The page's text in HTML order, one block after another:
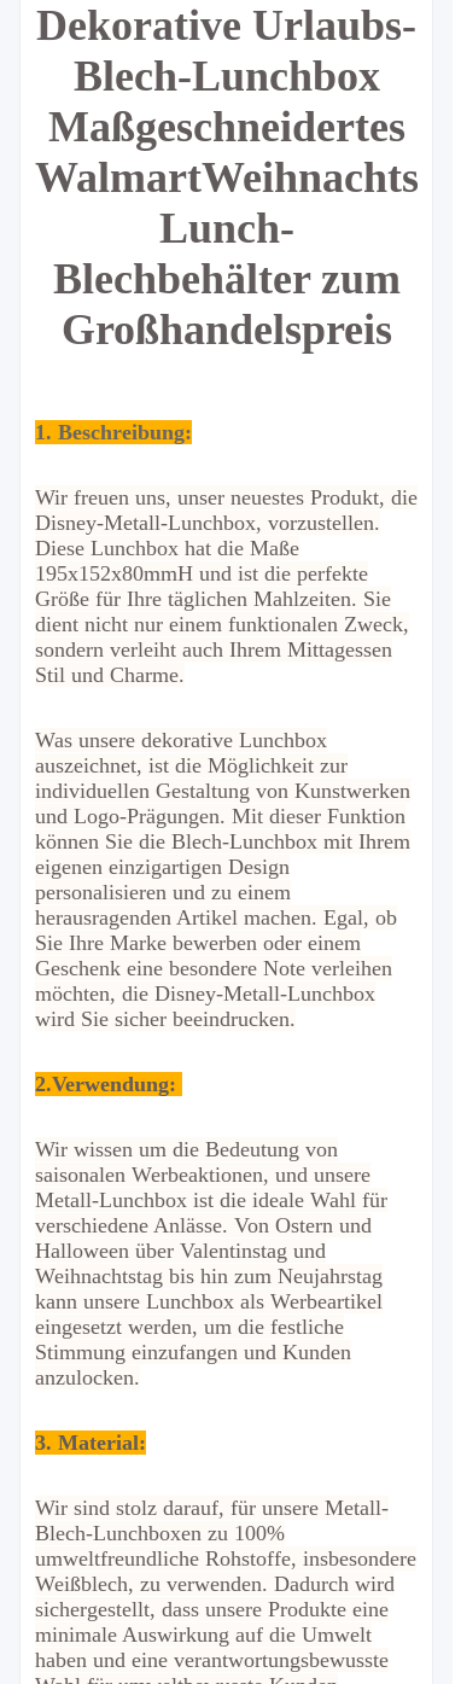
Dekorative Urlaubs-
Blech-Lunchbox
Maßgeschneidertes
WalmartWeihnachts-
Lunch-
Blechbehälter zum
Großhandelspreis
1. Beschreibung:
Wir freuen uns, unser neuestes Produkt, die
Disney-Metall-Lunchbox, vorzustellen.
Diese Lunchbox hat die Maße
195x152x80mmH und ist die perfekte
Größe für Ihre täglichen Mahlzeiten. Sie
dient nicht nur einem funktionalen Zweck,
sondern verleiht auch Ihrem Mittagessen
Stil und Charme.
Was unsere dekorative Lunchbox
auszeichnet, ist die Möglichkeit zur
individuellen Gestaltung von Kunstwerken
und Logo-Prägungen. Mit dieser Funktion
können Sie die Blech-Lunchbox mit Ihrem
eigenen einzigartigen Design
personalisieren und zu einem
herausragenden Artikel machen. Egal, ob
Sie Ihre Marke bewerben oder einem
Geschenk eine besondere Note verleihen
möchten, die Disney-Metall-Lunchbox
wird Sie sicher beeindrucken.
2.Verwendung:
Wir wissen um die Bedeutung von
saisonalen Werbeaktionen, und unsere
Metall-Lunchbox ist die ideale Wahl für
verschiedene Anlässe. Von Ostern und
Halloween über Valentinstag und
Weihnachtstag bis hin zum Neujahrstag
kann unsere Lunchbox als Werbeartikel
eingesetzt werden, um die festliche
Stimmung einzufangen und Kunden
anzulocken.
3. Material:
Wir sind stolz darauf, für unsere Metall-
Blech-Lunchboxen zu 100%
umweltfreundliche Rohstoffe, insbesondere
Weißblech, zu verwenden. Dadurch wird
sichergestellt, dass unsere Produkte eine
minimale Auswirkung auf die Umwelt
haben und eine verantwortungsbewusste